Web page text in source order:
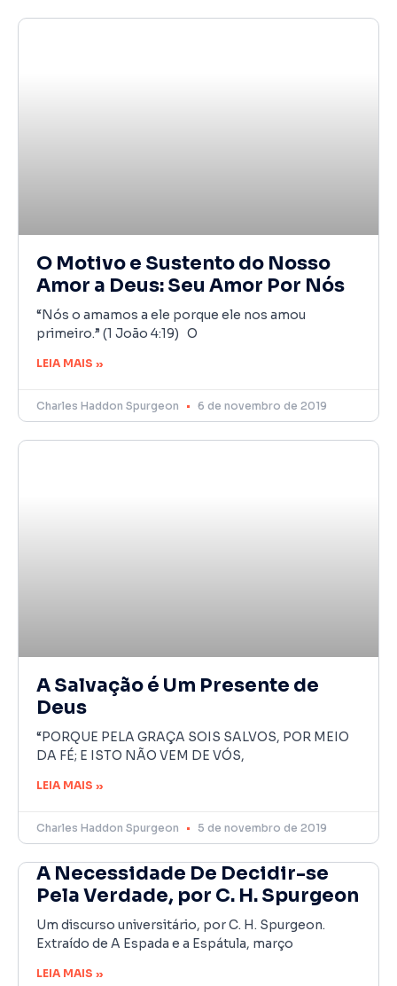
O Motivo e Sustento do Nosso
Amor a Deus: Seu Amor Por Nós
“Nós o amamos a ele porque ele nos amou
primeiro.” (1 João 4:19) O
LEIA MAIS »
Charles Haddon Spurgeon 6 de novembro de 2019
A Salvação é Um Presente de
Deus
“PORQUE PELA GRAÇA SOIS SALVOS, POR MEIO
DA FÉ; E ISTO NÃO VEM DE VÓS,
LEIA MAIS »
Charles Haddon Spurgeon 5 de novembro de 2019
A Necessidade De Decidir-se
Pela Verdade, por C. H. Spurgeon
Um discurso universitário, por C. H. Spurgeon.
Extraído de A Espada e a Espátula, março
LEIA MAIS »